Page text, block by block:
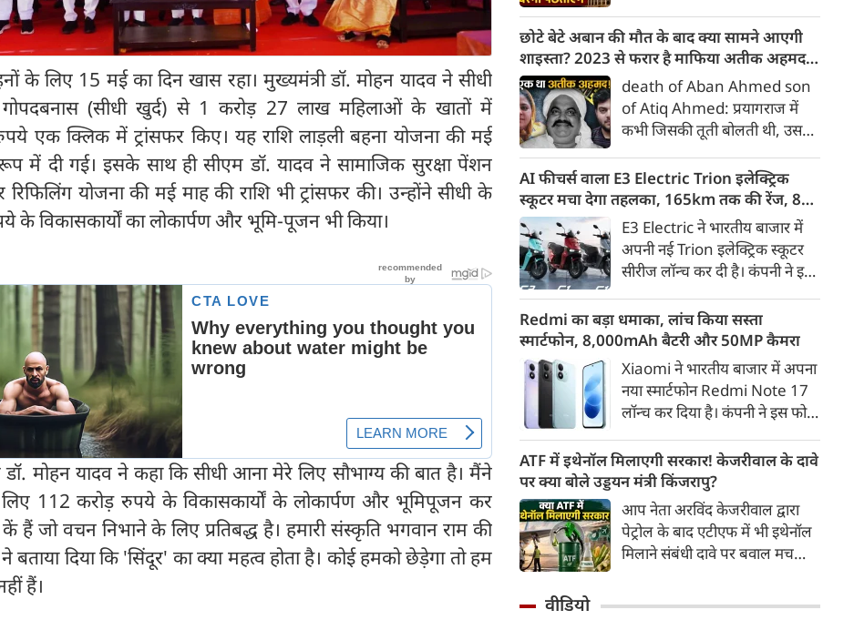
के लिए 15 मई का दिन खास रहा। मुख्यमंत्री डॉ. मोहन यादव ने सीधी
(सीधी खुर्द) से 1 करोड़ 27 लाख महिलाओं के खातों में
एक क्लिक में ट्रांसफर किए। यह राशि लाड़ली बहना योजना की मई
में दी गई। इसके साथ ही सीएम डॉ. यादव ने सामाजिक सुरक्षा पेंशन
योजना की मई माह की राशि भी ट्रांसफर की। उन्होंने सीधी के
के विकासकार्यों का लोकार्पण और भूमि-पूजन भी किया।
मोहन यादव ने कहा कि सीधी आना मेरे लिए सौभाग्य की बात है। मैंने
112 करोड़ रुपये के विकासकार्यों के लोकार्पण और भूमिपूजन कर
कें हैं जो वचन निभाने के लिए प्रतिबद्ध है। हमारी संस्कृति भगवान राम की
दिया कि 'सिंदूर' का क्या महत्व होता है। कोई हमको छेड़ेगा तो हम
हैं।
किया है। सरकार ने AI से तैयार कंटेंट
पर स्पष्ट लेबल और पहचान योग्य
मेटाडेटा उपलब्ध कराना अनिवार्य
किया है। साथ ही, सरकारी या
न्यायालय के आदेश के आधार पर
गैरकानूनी जानकारी हटाने की
समयसीमा 36 घंटे से घटाकर 3 घंटे
कर दी गई है।
छोटे बेटे अबान की मौत के बाद क्या सामने आएगी
शाइस्ता? 2023 से फरार है माफिया अतीक अहमद
की पत्नी
death of Aban Ahmed son
of Atiq Ahmed: प्रयागराज में
कभी जिसकी तूती बोलती थी, उस
अहमद के कुनबे पर कानून और
किस्मत की दोहरी मार पड़ रही है।
जिस झांसी जिले में अप्रैल 2023 में
अतीक के एनकाउंटर में मारे गए बेटे
असद की सांसें थमी थीं, उसी झांसी में
अब उसके छोटे बेटे अबान की भीषण
सड़क दुर्घटना में जान चली गई है।
AI फीचर्स वाला E3 Electric Trion इलेक्ट्रिक
स्कूटर मचा देगा तहलका, 165km तक की रेंज, 8
साल की बैटरी वारंटी, कीमत जानेंगे तो हो जाएंगे
हैरान
E3 Electric ने भारतीय बाजार में
अपनी नई Trion इलेक्ट्रिक स्कूटर
सीरीज लॉन्च कर दी है। कंपनी ने इसे
पेश किया है। Trion की शुरुआती
कीमत 99,999 रुपए (एक्स-शोरूम,
बेंगलुरु) रखी गई है। फिलहाल इसकी
बुकिंग बेंगलुरु के ग्राहकों के लिए
कंपनी की आधिकारिक वेबसाइट के
जरिए शुरू की गई है। आने वाले समय
में इसे दूसरे शहरों में भी उपलब्ध
कराया जाएगा।
Redmi का बड़ा धमाका, लांच किया सस्ता
स्मार्टफोन, 8,000mAh बैटरी और 50MP कैमरा
Xiaomi ने भारतीय बाजार में अपना
नया स्मार्टफोन Redmi Note 17
लॉन्च कर दिया है। कंपनी ने इस फोन
डिस्प्ले, 8,000mAh की बड़ी बैटरी
और Qualcomm Snapdragon
चिपसेट के साथ पेश किया है। फोन में
50MP का मेन कैमरा दिया गया है।
इसके अलावा Redmi Note 17 में
Corning Gorilla Glass 7i
चेसिस जैसे फीचर्स मिलते हैं।
ATF में इथेनॉल मिलाएगी सरकार! केजरीवाल के दावे
पर क्या बोले उड्डयन मंत्री किंजरापु?
आप नेता अरविंद केजरीवाल द्वारा
पेट्रोल के बाद एटीएफ में भी इथेनॉल
मिलाने संबंधी दावे पर बवाल मच
वीडियो